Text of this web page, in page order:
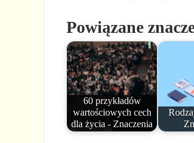
Powiązane
60 przykładów
wartościowych cech
dla życia - Znaczenia